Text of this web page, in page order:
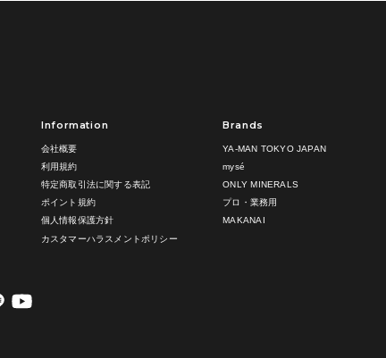
Information
会社概要
利用規約
特定商取引法に関する表記
ポイント規約
個人情報保護方針
カスタマーハラスメントポリシー
Brands
YA-MAN TOKYO JAPAN
mysé
ONLY MINERALS
プロ・業務用
MAKANAI